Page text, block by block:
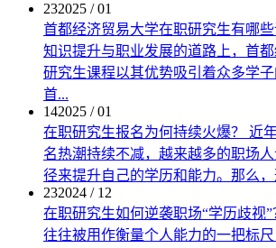
232025 / 01
首都经济贸易大学在职研究生有哪些
知识提升与职业发展的道路上，首
研究生课程以其优势吸引着众多学子
首...
142025 / 01
在职研究生报名为何持续火爆？
近
名热潮持续不减，越来越多的职场
径来提升自己的学历和能力。那么，
232024 / 12
在职研究生如何逆袭职场“学历歧视”
往往被用作衡量个人能力的一把标